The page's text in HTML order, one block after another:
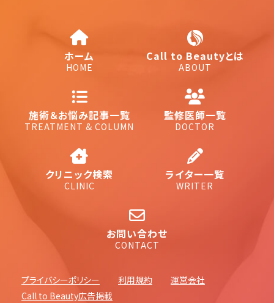
ホーム
HOME
Call to Beautyとは
ABOUT
施術＆お悩み記事一覧
TREATMENT & COLUMN
監修医師一覧
DOCTOR
クリニック検索
CLINIC
ライター一覧
WRITER
お問い合わせ
CONTACT
プライバシーポリシー 利用規約
運営会社
Call to Beauty広告掲載